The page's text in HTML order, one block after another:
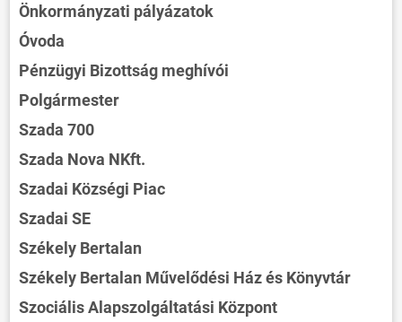
Önkormányzati pályázatok
Óvoda
Pénzügyi Bizottság meghívói
Polgármester
Szada 700
Szada Nova NKft.
Szadai Községi Piac
Szadai SE
Székely Bertalan
Székely Bertalan Művelődési Ház és Könyvtár
Szociális Alapszolgáltatási Központ